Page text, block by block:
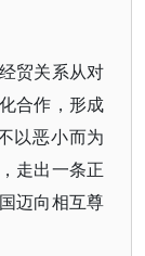
贸关系从对
合作，形成
以恶小而为
走出一条正
迈向相互尊